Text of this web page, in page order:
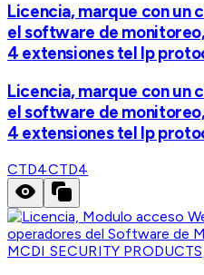
Licencia, marque con un
el software de
4 extensiones tel Ip
Licencia, marque con un
el software de
4 extensiones tel Ip
CTD4CTD4
MCDI SECURITY